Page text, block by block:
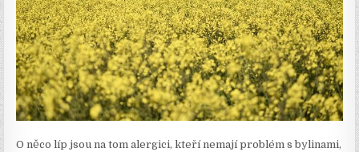
O něco líp jsou na tom alergici, kteří nemají problém s bylinami,